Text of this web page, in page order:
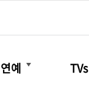
연예
더보기
TVs